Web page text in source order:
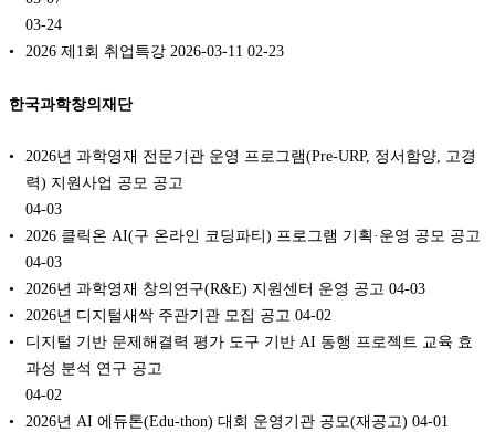
03-24
2026 제1회 취업특강 2026-03-11 02-23
한국과학창의재단
2026년 과학영재 전문기관 운영 프로그램(Pre-URP, 정서함양, 고경
력) 지원사업 공모 공고
04-03
2026 클릭온 AI(구 온라인 코딩파티) 프로그램 기획·운영 공모 공고
04-03
2026년 과학영재 창의연구(R&E) 지원센터 운영 공고 04-03
2026년 디지털새싹 주관기관 모집 공고 04-02
디지털 기반 문제해결력 평가 도구 기반 AI 동행 프로젝트 교육 효
과성 분석 연구 공고
04-02
2026년 AI 에듀톤(Edu-thon) 대회 운영기관 공모(재공고) 04-01